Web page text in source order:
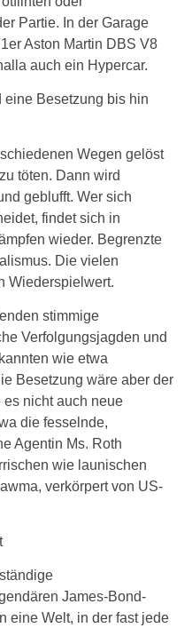
Partie. In der Garage
Aston Martin DBS V8
auch ein Hypercar.
Besetzung bis hin
Wegen gelöst
töten. Dann wird
geblufft. Wer sich
findet sich in
wieder. Begrenzte
Die vielen
Wiederspielwert.
stimmige
Verfolgungsjagden und
wie etwa
Besetzung wäre aber der
nicht auch neue
die fesselnde,
Agentin Ms. Roth
wie launischen
verkörpert von US-
James-Bond-
eine Welt, in der fast jede